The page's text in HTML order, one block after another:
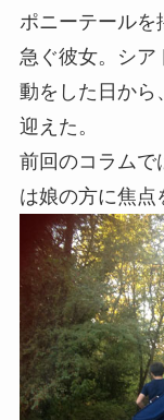
ポニーテールを
急ぐ彼女。シア
動をした日から
迎えた。
前回のコラムで
は娘の方に焦点